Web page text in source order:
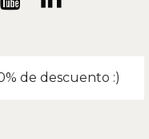
de descuento :)